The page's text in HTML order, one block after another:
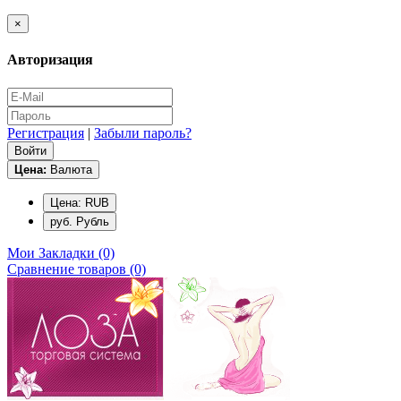
×
Авторизация
Регистрация | Забыли пароль?
Цена: Валюта
Цена: RUB
руб. Рубль
Мои Закладки (0)
Сравнение товаров (0)